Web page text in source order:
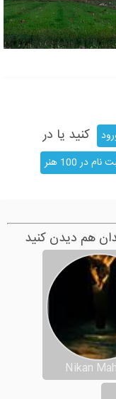
کنید یا در
نام در 100 هنر
هم دیدن کنید
Nikan